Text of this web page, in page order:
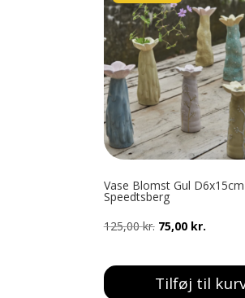
Vase Blomst Gul
Speedtsberg
125,00kr. Den
pris
var:
75,00 kr.Den
pris
er:
Tilføj til